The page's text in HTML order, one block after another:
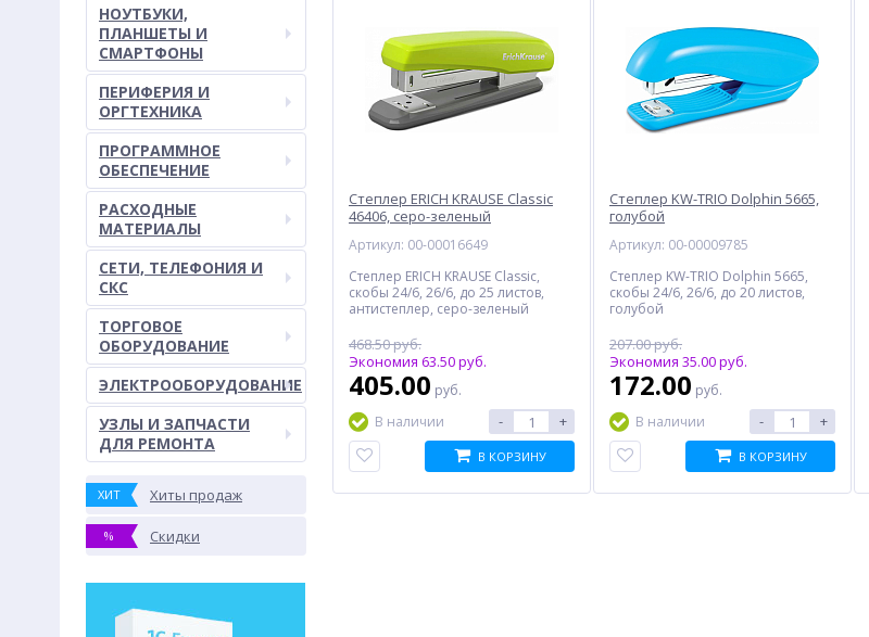
НОУТБУКИ,
ПЛАНШЕТЫ И
СМАРТФОНЫ
ПЕРИФЕРИЯ И
ОРГТЕХНИКА
ПРОГРАММНОЕ
ОБЕСПЕЧЕНИЕ
РАСХОДНЫЕ
МАТЕРИАЛЫ
СЕТИ, ТЕЛЕФОНИЯ И
СКС
ТОРГОВОЕ
ОБОРУДОВАНИЕ
ЭЛЕКТРООБОРУДОВАНИЕ
УЗЛЫ И ЗАПЧАСТИ
ДЛЯ РЕМОНТА
ХИТ Хиты продаж
% Скидки
Степлер ERICH KRAUSE Classic
46406, серо-зеленый
Артикул: 00-00016649
Степлер ERICH KRAUSE Classic,
скобы 24/6, 26/6, до 25 листов,
антистеплер, серо-зеленый
468.50 руб.
Экономия 63.50 руб.
405.00 руб.
В наличии
- +
В КОРЗИНУ
Степлер KW-TRIO Dolphin 5665,
голубой
Артикул: 00-00009785
Степлер KW-TRIO Dolphin 5665,
скобы 24/6, 26/6, до 20 листов,
голубой
207.00 руб.
Экономия 35.00 руб.
172.00 руб.
В наличии
- +
В КОРЗИНУ